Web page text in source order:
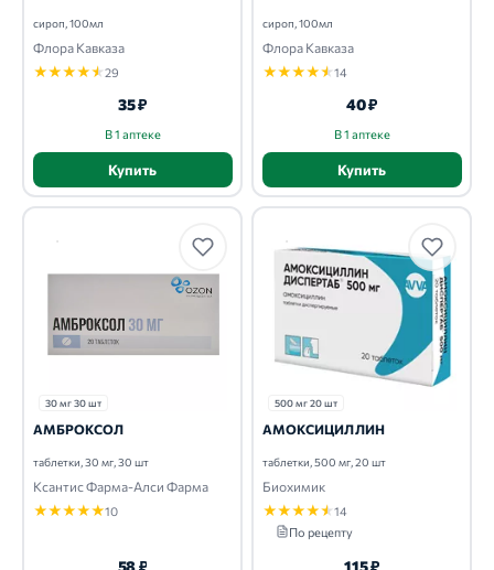
сироп, 100мл
Флора Кавказа
★★★★★29
35 ₽
В 1 аптеке
Купить
сироп, 100мл
Флора Кавказа
★★★★★14
40 ₽
В 1 аптеке
Купить
30 мг 30 шт
АМБРОКСОЛ
таблетки, 30 мг, 30 шт
Ксантис Фарма-Алси Фарма
★★★★★10
58 ₽
500 мг 20 шт
АМОКСИЦИЛЛИН
таблетки, 500 мг, 20 шт
Биохимик
★★★★★14
По рецепту
115 ₽